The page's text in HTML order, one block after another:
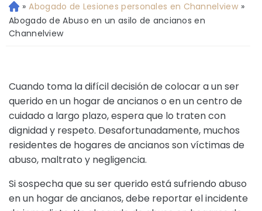
Ini
ci
o
» Abogado de Lesiones personales en Channelview »
Abogado de Abuso en un asilo de ancianos en
Channelview
Cuando toma la difícil decisión de colocar a un ser
querido en un hogar de ancianos o en un centro de
cuidado a largo plazo, espera que lo traten con
dignidad y respeto. Desafortunadamente, muchos
residentes de hogares de ancianos son víctimas de
abuso, maltrato y negligencia.
Si sospecha que su ser querido está sufriendo abuso
en un hogar de ancianos, debe reportar el incidente